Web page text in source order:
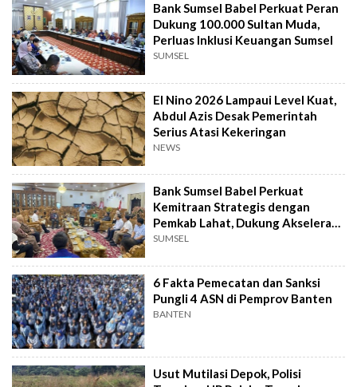
Bank Sumsel Babel Perkuat Peran
Dukung 100.000 Sultan Muda,
Perluas Inklusi Keuangan Sumsel
SUMSEL
El Nino 2026 Lampaui Level Kuat,
Abdul Azis Desak Pemerintah
Serius Atasi Kekeringan
NEWS
Bank Sumsel Babel Perkuat
Kemitraan Strategis dengan
Pemkab Lahat, Dukung Akselerasi
Ekonomi Daerah
SUMSEL
6 Fakta Pemecatan dan Sanksi
Pungli 4 ASN di Pemprov Banten
BANTEN
Usut Mutilasi Depok, Polisi